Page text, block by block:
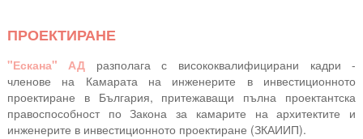
ПРОЕКТИРАНЕ
"Ескана" АД разполага с висококвалифицирани кадри -
членове на Камарата на инженерите в инвестиционното
проектиране в България, притежаващи пълна проектантска
правоспособност по Закона за камарите на архитектите и
инженерите в инвестиционното проектиране (ЗКАИИП).